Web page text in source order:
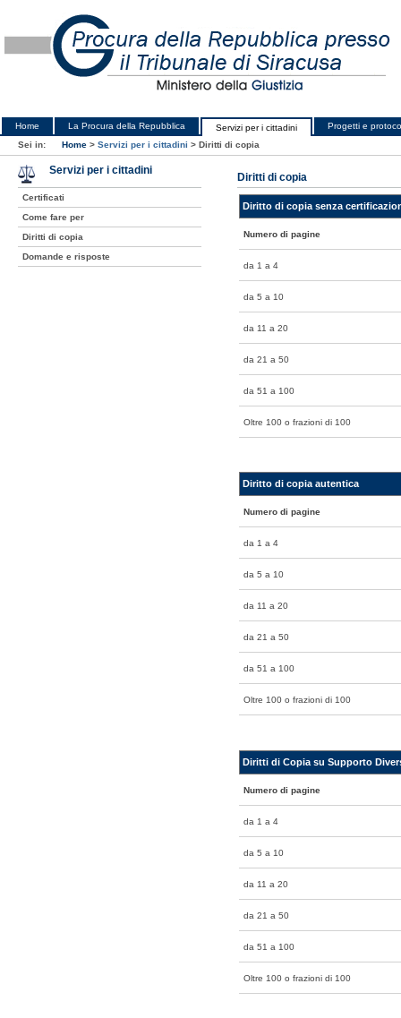
Home La Procura della Repubblica Servizi per i cittadini
Progetti e
Sei in:
Home > Servizi per i cittadini > Diritti di copia
Diritti di copia
Diritto di copia senza
Numero di pagine
da 1 a 4
da 5 a 10
da 11 a 20
da 21 a 50
da 51 a 100
Oltre 100 o frazioni di 100
Diritto di copia autentica
Numero di pagine
da 1 a 4
da 5 a 10
da 11 a 20
da 21 a 50
da 51 a 100
Oltre 100 o frazioni di 100
Diritti di Copia su Supporto
Numero di pagine
da 1 a 4
da 5 a 10
da 11 a 20
da 21 a 50
da 51 a 100
Oltre 100 o frazioni di 100
Servizi per i cittadini
Certificati
Come fare per
Diritti di copia
Domande e risposte